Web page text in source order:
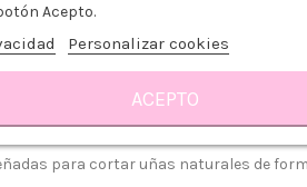
para cortar uñas naturales de
Acepto.
Personalizar cookies
ACEPTO